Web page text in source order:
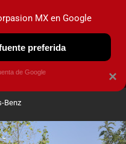
NUEVO
NO CIRCULA
Benz
×
MX en Google
preferida
de Google